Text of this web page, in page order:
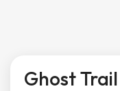
Ghost